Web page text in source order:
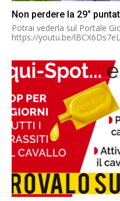
Non perdere la 29°
Potrai vederla sul Portale